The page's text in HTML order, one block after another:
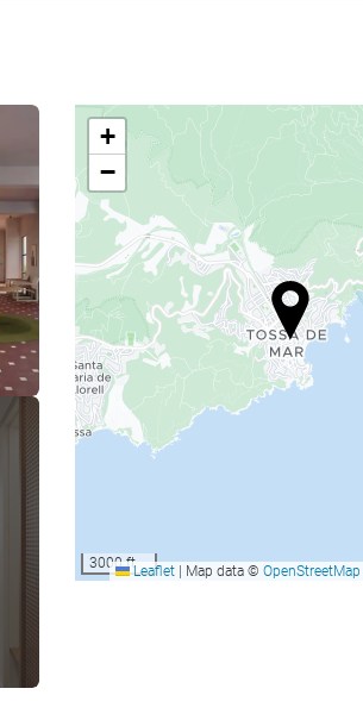
+
−
3000 ftLeaflet Map data © OpenStreetMap